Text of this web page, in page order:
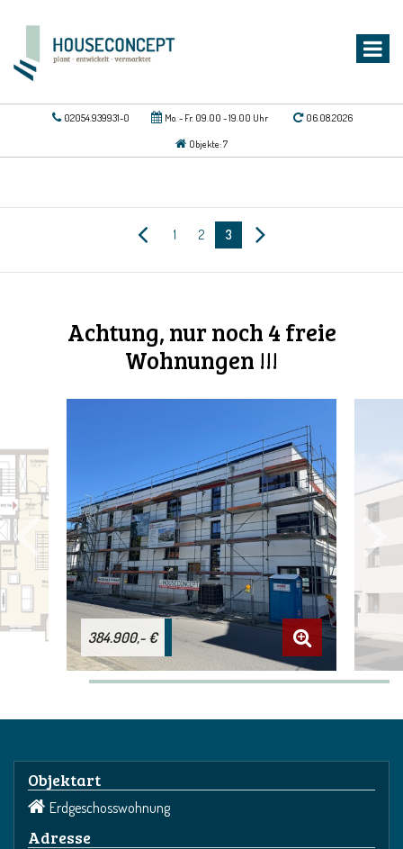
02054.939931-0 Mo. - Fr. 09.00 - 19.00 Uhr 06.08.2026
Objekte: 7
1 2 3
Achtung, nur noch 4 freie
Wohnungen !!!
384.900,- €
Objektart
Erdgeschosswohnung
Adresse